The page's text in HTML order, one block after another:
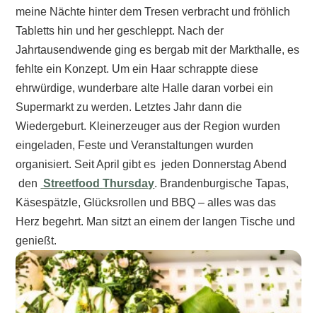
meine Nächte hinter dem Tresen verbracht und fröhlich
Tabletts hin und her geschleppt. Nach der
Jahrtausendwende ging es bergab mit der Markthalle, es
fehlte ein Konzept. Um ein Haar schrappte diese
ehrwürdige, wunderbare alte Halle daran vorbei ein
Supermarkt zu werden. Letztes Jahr dann die
Wiedergeburt. Kleinerzeuger aus der Region wurden
eingeladen, Feste und Veranstaltungen wurden
organisiert. Seit April gibt es jeden Donnerstag Abend
den StreetfoodThursday. Brandenburgische Tapas,
Käsespätzle, Glücksrollen und BBQ – alles was das
Herz begehrt. Man sitzt an einem der langen Tische und
genießt.